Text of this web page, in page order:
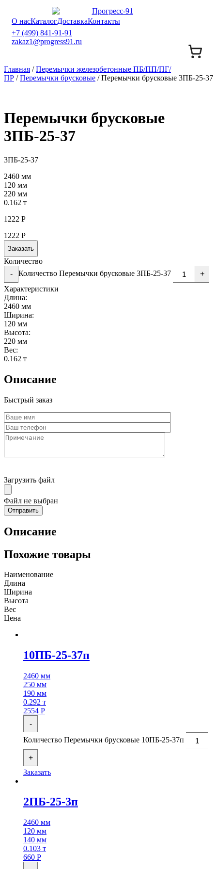
О насКаталогДоставкаКонтакты
+7 (499) 841-91-91
zakaz1@progress91.ru
Главная /Перемычки железобетонные ПБ/ПП/ПГ/
ПР /Перемычки брусковые / Перемычки брусковые 3ПБ-25-37
Перемычки брусковые
3ПБ-25-37
3ПБ-25-37
2460 мм
120 мм
220 мм
0.162 т
1222 Р
1222 Р
Заказать
Количество
-
Количество Перемычки брусковые 3ПБ-25-37
+
Характеристики
Длина:
2460 мм
Ширина:
120 мм
Высота:
220 мм
Вес:
0.162 т
Описание
Быстрый заказ
Загрузить файл
Файл не выбран
Описание
Похожие товары
Наименование
Длина
Ширина
Высота
Вес
Цена
10ПБ-25-37п
2460 мм
250 мм
190 мм
0.292 т
2554 Р
-
Количество Перемычки брусковые 10ПБ-25-37п
+
Заказать
2ПБ-25-3п
2460 мм
120 мм
140 мм
0.103 т
660 Р